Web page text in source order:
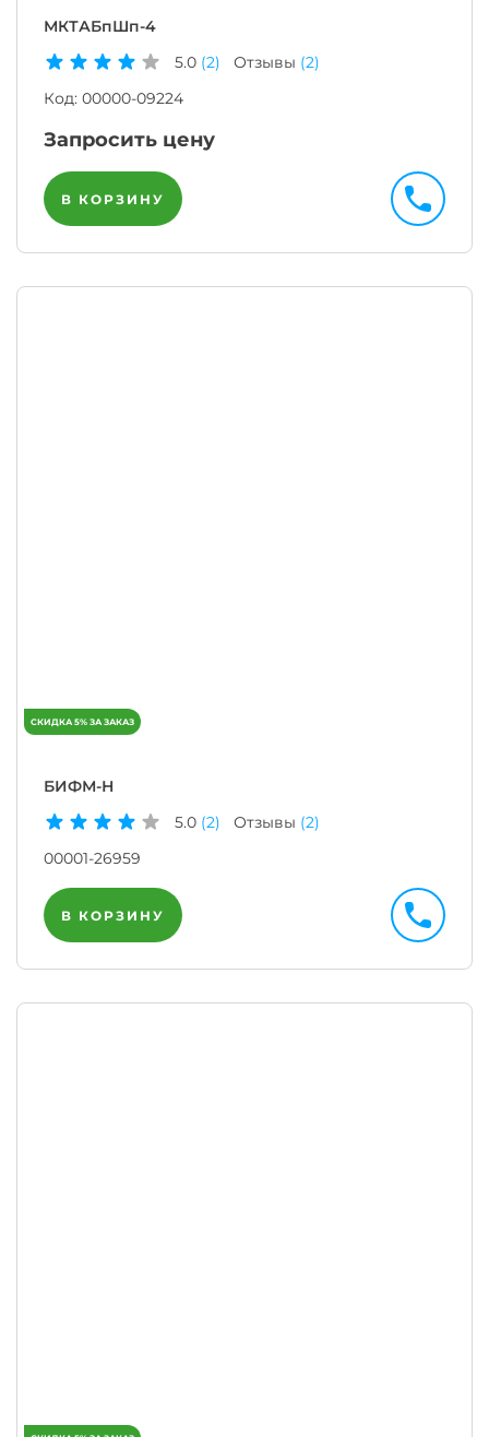
МКТАБпШп-4
5.0 (2) Отзывы (2)
Код: 00000-09224
Запросить цену
В КОРЗИНУ
БИФМ-Н
5.0 (2) Отзывы (2)
00001-26959
В КОРЗИНУ